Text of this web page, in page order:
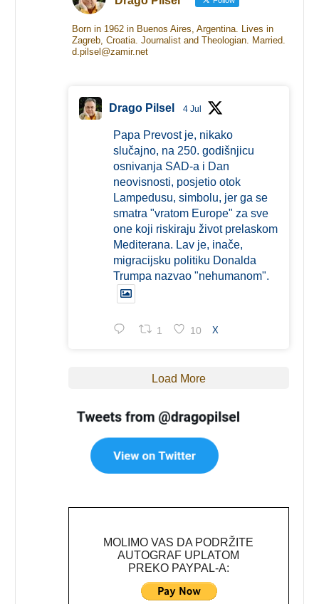
Born in 1962 in Buenos Aires, Argentina. Lives in
Zagreb, Croatia. Journalist and Theologian. Married.
d.pilsel@zamir.net
Drago Pilsel 4 Jul
Papa Prevost je, nikako
slučajno, na 250. godišnjicu
osnivanja SAD-a i Dan
neovisnosti, posjetio otok
Lampedusu, simbolu, jer ga se
smatra "vratom Europe" za sve
one koji riskiraju život prelaskom
Mediterana. Lav je, inače,
migracijsku politiku Donalda
Trumpa nazvao "nehumanom".
1 10 X
Load More
MOLIMO VAS DA PODRŽITE
AUTOGRAF UPLATOM
PREKO PAYPAL-A: